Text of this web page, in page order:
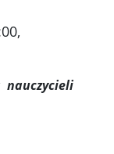
nauczycieli